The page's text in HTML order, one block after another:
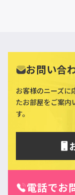
お問い合
お客様のニーズに
たお部屋をご案内
す。
電話でお